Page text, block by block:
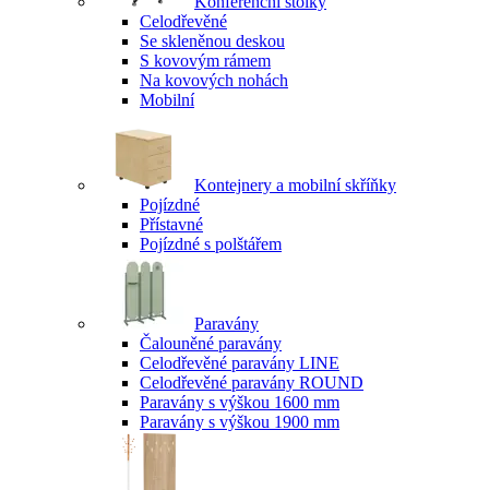
Celodřevěné
Se skleněnou deskou
S kovovým rámem
Na kovových nohách
Mobilní
Kontejnery a mobilní skříňky
Pojízdné
Přístavné
Pojízdné s polštářem
Paravány
Čalouněné paravány
Celodřevěné paravány LINE
Celodřevěné paravány ROUND
Paravány s výškou 1600 mm
Paravány s výškou 1900 mm